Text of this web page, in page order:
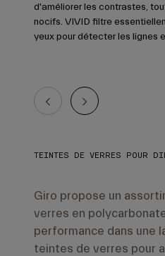
d'améliorer les contrastes,
nocifs. VIVID filtre
yeux pour détecter les lignes
TEINTES DE VERRES POUR
Giro propose un
verres en
performance dans une
teintes de verres pour